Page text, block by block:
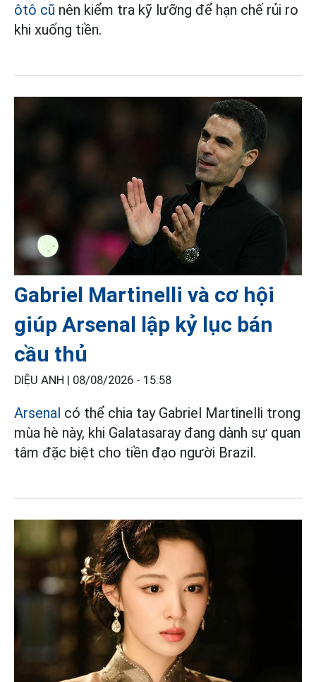
ôtô cũ nên kiểm tra kỹ lưỡng để hạn chế rủi ro
khi xuống tiền.
Gabriel Martinelli và cơ hội
giúp Arsenal lập kỷ lục bán
cầu thủ
DIỆU ANH | 08/08/2026 - 15:58
Arsenal có thể chia tay Gabriel Martinelli trong
mùa hè này, khi Galatasaray đang dành sự quan
tâm đặc biệt cho tiền đạo người Brazil.